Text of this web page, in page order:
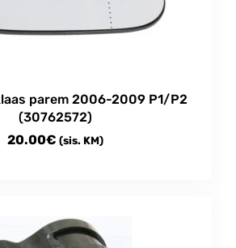
parem 2006-2009 P1/P2
(30762572)
20.00€ (sis. KM)